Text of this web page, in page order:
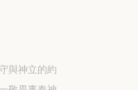
與神立的約